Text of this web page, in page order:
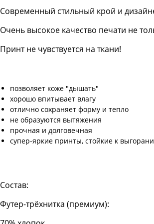
Современный стильный крой и
Очень высокое качество печати не
Принт не чувствуется на ткани!
позволяет коже "дышать"
хорошо впитывает влагу
отлично сохраняет форму и тепло
не образуются вытяжения
прочная и долговечная
супер-яркие принты, стойкие к
Состав:
Футер-трёхнитка (премиум):